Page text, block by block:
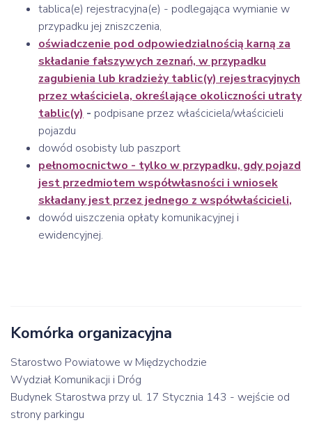
tablica(e) rejestracyjna(e) - podlegająca wymianie w
przypadku jej zniszczenia,
oświadczenie pod odpowiedzialnością karną za
składanie fałszywych zeznań, w przypadku
zagubienia lub kradzieży tablic(y) rejestracyjnych
przez właściciela, określające okoliczności utraty
tablic(y) - podpisane przez właściciela/właścicieli
pojazdu
dowód osobisty lub paszport
pełnomocnictwo - tylko w przypadku, gdy pojazd
jest przedmiotem współwłasności i wniosek
składany jest przez jednego z współwłaścicieli,
dowód uiszczenia opłaty komunikacyjnej i
ewidencyjnej.
Komórka organizacyjna
Starostwo Powiatowe w Międzychodzie
Wydział Komunikacji i Dróg
Budynek Starostwa przy ul. 17 Stycznia 143 - wejście od
strony parkingu